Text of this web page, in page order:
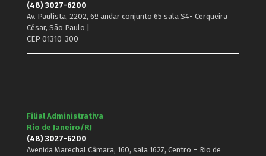
(48) 3027-6200
Av. Paulista, 2202, 6º andar conjunto 65 sala S4- Cerqueira
César, São Paulo |
CEP 01310-300
Filial Administrativa
Rio de Janeiro/RJ
(48) 3027-6200
Avenida Marechal Câmara, 160, sala 1627, Centro – Rio de